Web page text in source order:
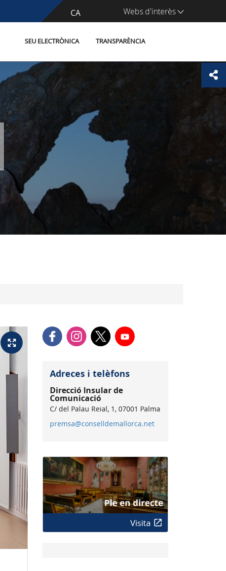
CA
ES Webs d'interès
SEU ELECTRÒNICA TRANSPARÈNCIA
Adreces i telèfons
Direcció Insular de
Comunicació
C/ del Palau Reial, 1, 07001 Palma
premsa@conselldemallorca.net
Visita